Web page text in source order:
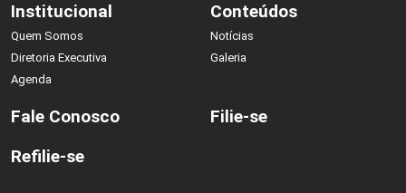
Institucional
Quem Somos
Diretoria Executiva
Agenda
Conteúdos
Notícias
Galeria
Fale Conosco
Filie-se
Refilie-se